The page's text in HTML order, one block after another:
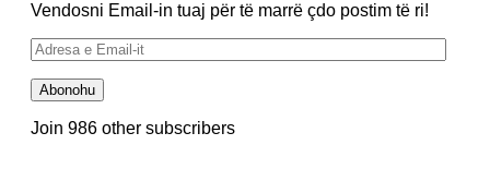
Vendosni Email-in tuaj për të marrë çdo postim të ri!
Adresa
e
Email-
it
Abonohu
Join 986 other subscribers